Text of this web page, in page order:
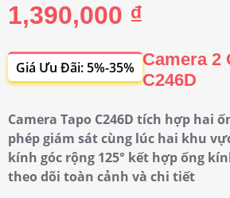
1,390,000 ₫
Giá Ưu Đãi: 5%-35% Camera 2
C246D
Camera Tapo C246D tích hợp hai
phép giám sát cùng lúc hai khu
kính góc rộng 125° kết hợp ống
theo dõi toàn cảnh và chi tiết